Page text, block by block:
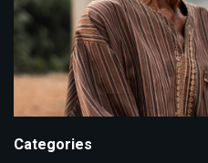
Categories